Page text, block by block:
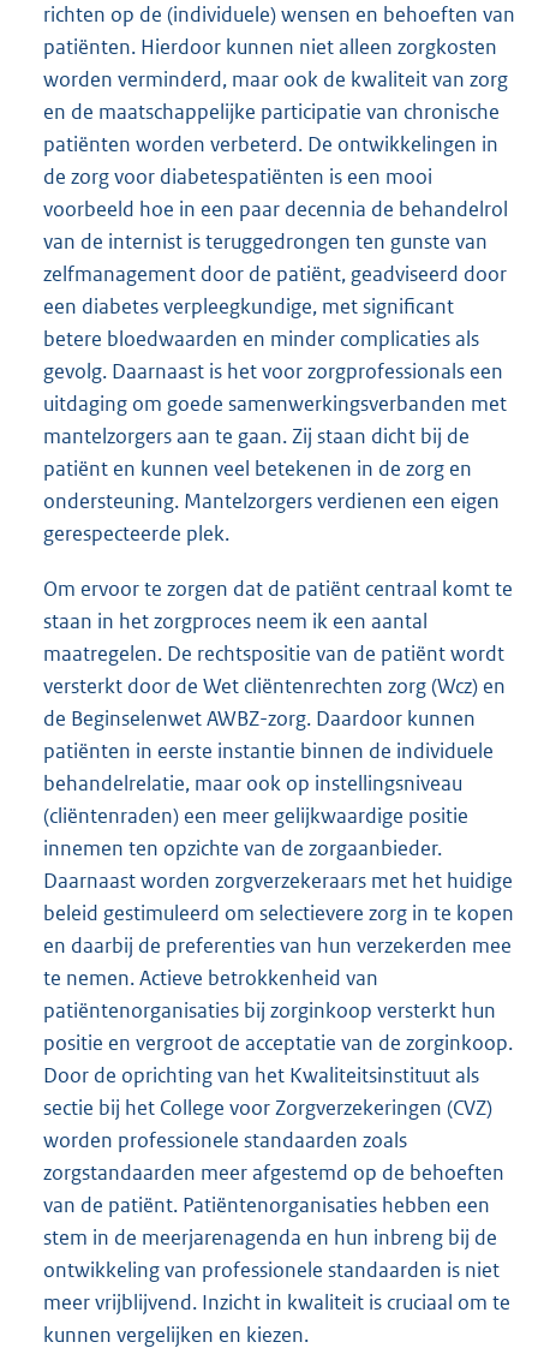
richten op de (individuele) wensen en behoeften van
patiënten. Hierdoor kunnen niet alleen zorgkosten
worden verminderd, maar ook de kwaliteit van zorg
en de maatschappelijke participatie van chronische
patiënten worden verbeterd. De ontwikkelingen in
de zorg voor diabetespatiënten is een mooi
voorbeeld hoe in een paar decennia de behandelrol
van de internist is teruggedrongen ten gunste van
zelfmanagement door de patiënt, geadviseerd door
een diabetes verpleegkundige, met significant
betere bloedwaarden en minder complicaties als
gevolg. Daarnaast is het voor zorgprofessionals een
uitdaging om goede samenwerkingsverbanden met
mantelzorgers aan te gaan. Zij staan dicht bij de
patiënt en kunnen veel betekenen in de zorg en
ondersteuning. Mantelzorgers verdienen een eigen
gerespecteerde plek.
Om ervoor te zorgen dat de patiënt centraal komt te
staan in het zorgproces neem ik een aantal
maatregelen. De rechtspositie van de patiënt wordt
versterkt door de Wet cliëntenrechten zorg (Wcz) en
de Beginselenwet AWBZ-zorg. Daardoor kunnen
patiënten in eerste instantie binnen de individuele
behandelrelatie, maar ook op instellingsniveau
(cliëntenraden) een meer gelijkwaardige positie
innemen ten opzichte van de zorgaanbieder.
Daarnaast worden zorgverzekeraars met het huidige
beleid gestimuleerd om selectievere zorg in te kopen
en daarbij de preferenties van hun verzekerden mee
te nemen. Actieve betrokkenheid van
patiëntenorganisaties bij zorginkoop versterkt hun
positie en vergroot de acceptatie van de zorginkoop.
Door de oprichting van het Kwaliteitsinstituut als
sectie bij het College voor Zorgverzekeringen (CVZ)
worden professionele standaarden zoals
zorgstandaarden meer afgestemd op de behoeften
van de patiënt. Patiëntenorganisaties hebben een
stem in de meerjarenagenda en hun inbreng bij de
ontwikkeling van professionele standaarden is niet
meer vrijblijvend. Inzicht in kwaliteit is cruciaal om te
kunnen vergelijken en kiezen.